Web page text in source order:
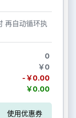
再自动循环执
0
￥0
-￥0.00
￥0.00
使用优惠券